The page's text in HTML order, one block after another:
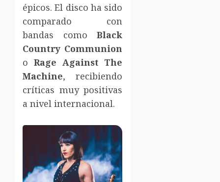
épicos. El disco ha sido
comparado con
bandas comoBlack
Country Communion
o Rage Against The
Machine, recibiendo
críticas muy positivas
a nivel internacional.